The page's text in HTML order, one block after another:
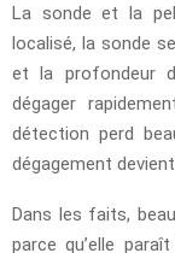
La sonde et la
localisé, la sonde
et la profondeur
dégager
détection perd
dégagement
Dans les faits,
parce qu’elle